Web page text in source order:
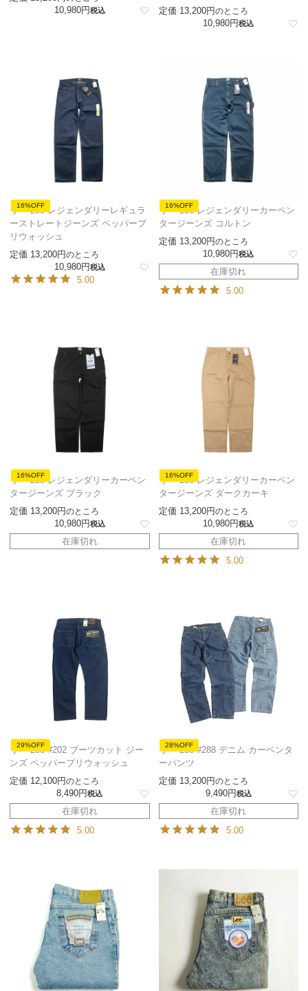
10,980 税込
定価 13,200 のところ
10,980 税込
16%OFF
リー Lee レジェンダリーレギュラ
ーストレートジーンズ ペッパープ
リウォッシュ
定価 13,200 のところ
10,980 税込
5.00
16%OFF
リー Lee レジェンダリーカーペン
タージーンズ コルトン
定価 13,200 のところ
10,980 税込
在庫切れ
5.00
16%OFF
リー Lee レジェンダリーカーペン
タージーンズ ブラック
定価 13,200 のところ
10,980 税込
在庫切れ
16%OFF
リー Lee レジェンダリーカーペン
タージーンズ ダークカーキ
定価 13,200 のところ
10,980 税込
在庫切れ
5.00
29%OFF
リー Lee #202 ブーツカット ジー
ンズ ペッパープリウォッシュ
定価 12,100 のところ
8,490 税込
在庫切れ
5.00
28%OFF
リー Lee #288 デニム カーペンタ
ーパンツ
定価 13,200 のところ
9,490 税込
在庫切れ
5.00